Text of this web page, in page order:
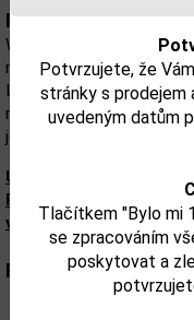
Potvrzujete, že
stránky s prodejem
uvedeným datům
Tlačítkem "Bylo mi
se zpracováním
poskytovat a
Popis:
Whisky s typickou chutí
mořskými řasami z Islay,
Laphroaig se ječmenný
rašeliny, která se nachází
její výjimečnou bohatou
Upozorňujeme, že
Přesné složení a
výrobku. Zkontrolujte
Parametry: